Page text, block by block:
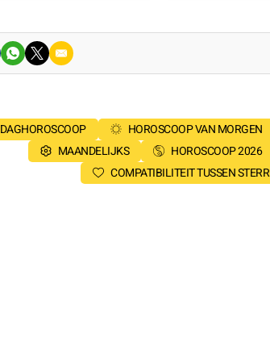
DAGHOROSCOOP HOROSCOOP VAN MORGEN
MAANDELIJKS
HOROSCOOP 2026
COMPATIBILITEIT TUSSEN